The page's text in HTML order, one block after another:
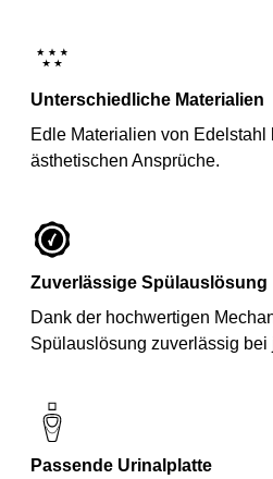
Unterschiedliche Materialien
Edle Materialien von
ästhetischen Ansprüche.
Zuverlässige Spülauslösung
Dank der hochwertigen
Spülauslösung zuverlässig bei
Passende Urinalplatte